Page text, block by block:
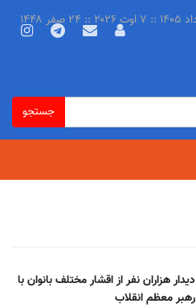
جستجو
دیدار هزاران نفر از اقشار مختلف بانوان با
رهبر معظم انقلاب